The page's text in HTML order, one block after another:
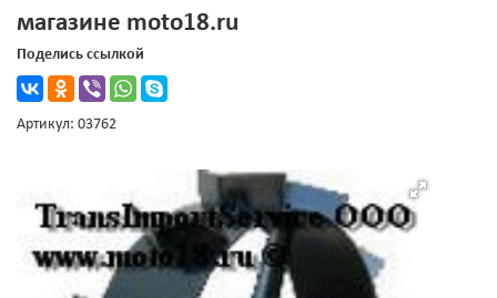
магазине moto18.ru
Поделись ссылкой
Артикул: 03762